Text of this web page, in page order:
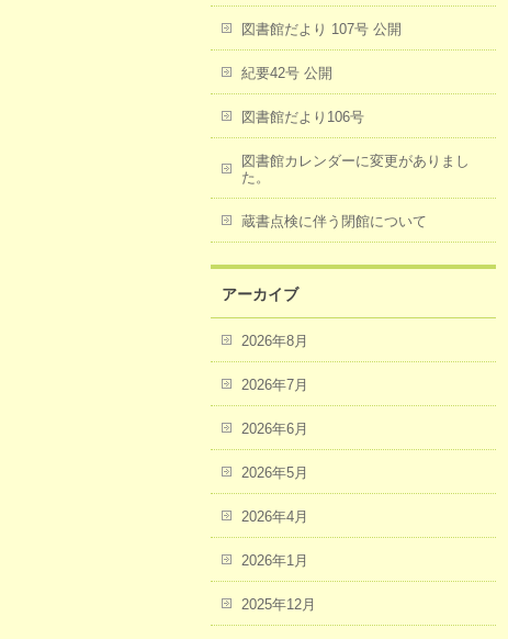
図書館だより 107号 公開
紀要42号 公開
図書館だより106号
図書館カレンダーに変更がありまし
た。
蔵書点検に伴う閉館について
アーカイブ
2026年8月
2026年7月
2026年6月
2026年5月
2026年4月
2026年1月
2025年12月